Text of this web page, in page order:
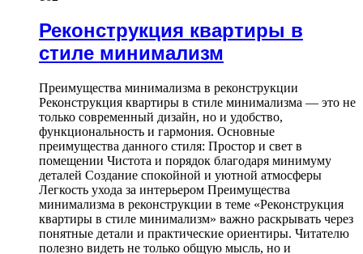
Реконструкция квартиры в
стиле минимализм
Преимущества минимализма в реконструкции
Реконструкция квартиры в стиле минимализма — это не
только современный дизайн, но и удобство,
функциональность и гармония. Основные
преимущества данного стиля: Простор и свет в
помещении Чистота и порядок благодаря минимуму
деталей Создание спокойной и уютной атмосферы
Легкость ухода за интерьером Преимущества
минимализма в реконструкции в теме «Реконструкция
квартиры в стиле минимализм» важно раскрывать через
понятные детали и практические ориентиры. Читателю
полезно видеть не только общую мысль, но и